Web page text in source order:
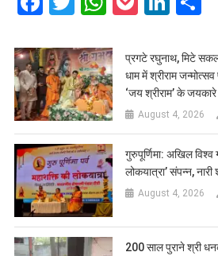
प्रगटे रघुनाथ, मिटे
धाम में श्रीराम
‘जय श्रीराम’ के जयकारे
August 4, 2026
गुरुपूर्णिमा: अखिल विश्व
लोकयात्रा’ संपन्न,
August 4, 2026
200 साल पुराने श्री